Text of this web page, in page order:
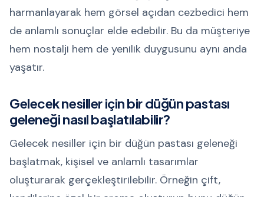
harmanlayarak hem görsel açıdan cezbedici hem
de anlamlı sonuçlar elde edebilir. Bu da müşteriye
hem nostalji hem de yenilik duygusunu aynı anda
yaşatır.
Gelecek nesiller için bir düğün pastası
geleneği nasıl başlatılabilir?
Gelecek nesiller için bir düğün pastası geleneği
başlatmak, kişisel ve anlamlı tasarımlar
oluşturarak gerçekleştirilebilir. Örneğin çift,